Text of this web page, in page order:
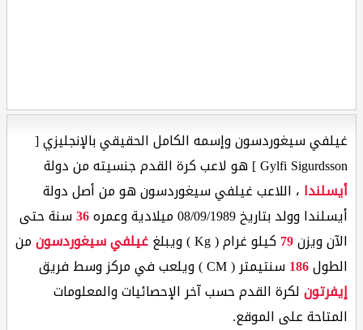
غيلفي سيغوردسون وإسمه الكامل الحقيقي بالإنجليزي [
Gylfi Sigurdsson ] هو لاعب كرة القدم جنسيته من دولة
أيسلندا ، اللاعب غيلفي سيغوردسون هو من أصل دولة
أيسلندا وولد بتاريخ 08/09/1989 ميلادية وعمره
36سنة حتى
الآن ويزن79كيلو غرام ( Kg ) ويبلغ غيلفي سيغوردسونمن
الطول186سنتيمتر ( CM ) ويلعب في مركز وسط فريق
إيفرتونلكرة القدم حسب آخر الإحصائيات والمعلومات
المتاحة على الموقع.